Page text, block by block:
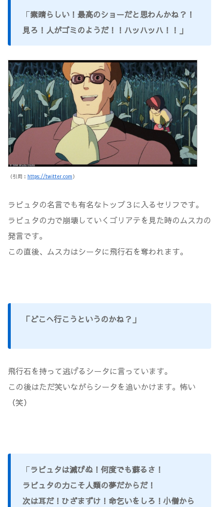
「素晴らしい！最高のショーだと思わんかね？！
見ろ！人がゴミのようだ！！ハッハッハ！！」
（引用： https://twitter.com）
ラピュタの名言でも有名なトップ３に入るセリフです。
ラピュタの力で崩壊していくゴリアテを見た時のムスカの
発言です。
この直後、ムスカはシータに飛行石を奪われます。
「どこへ行こうというのかね？」
飛行石を持って逃げるシータに言っています。
この後はただ笑いながらシータを追いかけます。怖い
（笑）
「ラピュタは滅びぬ！何度でも蘇るさ！
ラピュタの力こそ人類の夢だからだ！
次は耳だ！ひざまずけ！命乞いをしろ！小僧から